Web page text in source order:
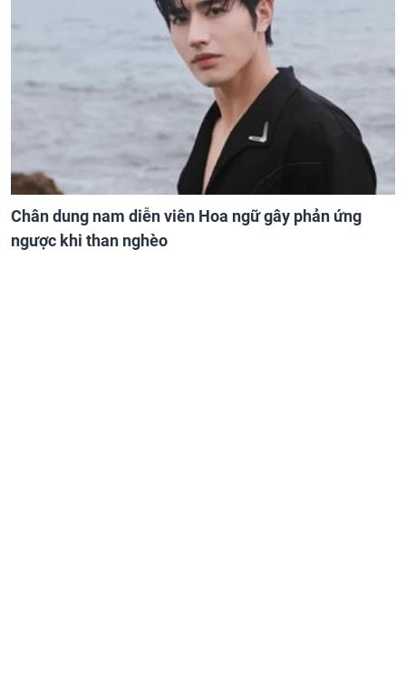
Chân dung nam diễn viên Hoa ngữ gây phản ứng
ngược khi than nghèo